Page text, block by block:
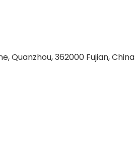
Quanzhou, 362000 Fujian, China